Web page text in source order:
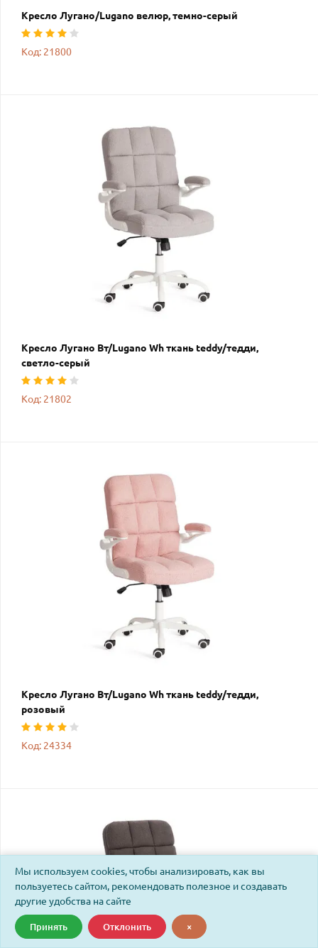
Кресло Лугано/Lugano велюр, темно-серый
Код: 21800
Кресло Лугано Вт/Lugano Wh ткань teddy/тедди,
светло-серый
Код: 21802
Кресло Лугано Вт/Lugano Wh ткань teddy/тедди,
розовый
Код: 24334
Мы используем cookies, чтобы анализировать, как вы
пользуетесь сайтом, рекомендовать полезное и создавать
другие удобства на сайте
Принять Отклонить ×